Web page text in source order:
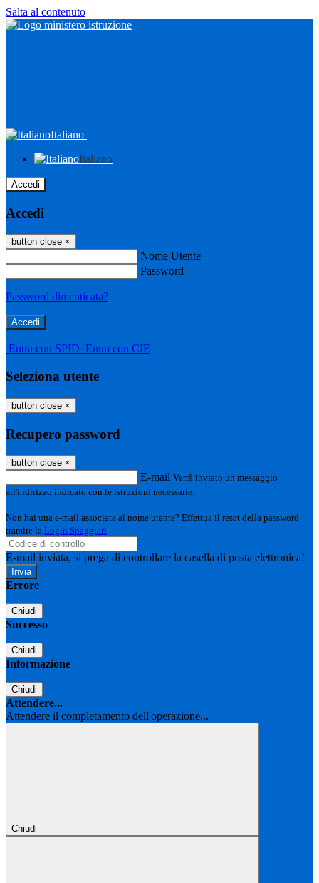
Salta al contenuto
Italiano
Italiano
Accedi
Accedi
button close ×
Nome Utente
Password
Password dimenticata?
-
Entra con SPID Entra con CIE
Seleziona utente
button close ×
Recupero password
button close ×
E-mail Verrà inviato un messaggio
all'indirizzo indicato con le istruzioni necessarie.
Non hai una e-mail associata al nome utente? Effettua il reset della password
tramite la Login Spaggiari
E-mail inviata, si prega di controllare la casella di posta elettronica!
Errore
Chiudi
Successo
Chiudi
Informazione
Chiudi
Attendere...
Attendere il completamento dell'operazione...
Chiudi